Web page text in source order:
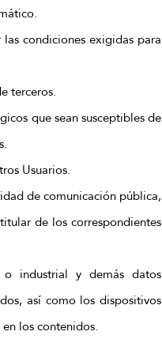
condiciones exigidas para
terceros.
que sean susceptibles de
Usuarios.
de comunicación pública,
de los correspondientes
industrial y demás datos
así como los dispositivos
los contenidos.